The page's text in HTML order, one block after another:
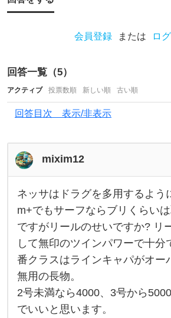
ラ
た
ら
4
0
0
番
を
購
入
を
検
会員登録 または ロ
回答一覧（5）
アクティブ 投票数順 新しい順 古い順
回答目次 表示/非表示
mixim12
ネ
ッ
は
ド
ラ
グ
を
多
用
す
る
よ
ネッサはドラグを多用するよう
m+でもサーフならブリくらい
ですがリールのせいですか? リ
して無印のツインパワーで十分
番クラスはラインキャパがオー
無用の長物。
2号未満なら4000、3号から
でいいと思います。